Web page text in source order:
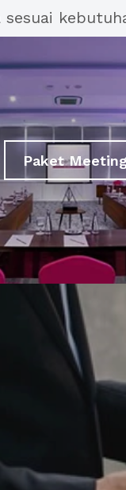
Paket